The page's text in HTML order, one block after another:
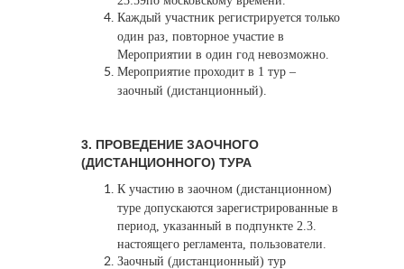
Каждый участник регистрируется только
один раз, повторное участие в
Мероприятии в один год невозможно.
Мероприятие проходит в 1 тур –
заочный (дистанционный).
3. ПРОВЕДЕНИЕ ЗАОЧНОГО
(ДИСТАНЦИОННОГО) ТУРА
К участию в заочном (дистанционном)
туре допускаются зарегистрированные в
период, указанный в подпункте 2.3.
настоящего регламента, пользователи.
Заочный (дистанционный) тур